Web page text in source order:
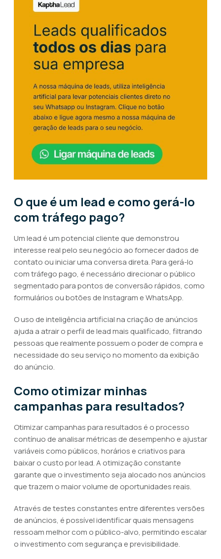
O que é um lead e como gerá-lo
com tráfego pago?
Um lead é um potencial cliente que demonstrou
interesse real pelo seu negócio ao fornecer dados de
contato ou iniciar uma conversa direta. Para gerá-lo
com tráfego pago, é necessário direcionar o público
segmentado para pontos de conversão rápidos, como
formulários ou botões de Instagram e WhatsApp.
O uso de inteligência artificial na criação de anúncios
ajuda a atrair o perfil de lead mais qualificado, filtrando
pessoas que realmente possuem o poder de compra e
necessidade do seu serviço no momento da exibição
do anúncio.
Como otimizar minhas
campanhas para resultados?
Otimizar campanhas para resultados é o processo
contínuo de analisar métricas de desempenho e ajustar
variáveis como públicos, horários e criativos para
baixar o custo por lead. A otimização constante
garante que o investimento seja alocado nos anúncios
que trazem o maior volume de oportunidades reais.
Através de testes constantes entre diferentes versões
de anúncios, é possível identificar quais mensagens
ressoam melhor com o público-alvo, permitindo escalar
o investimento com segurança e previsibilidade.